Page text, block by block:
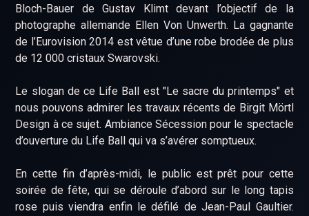
Bloch-Bauer de Gustav Klimt devant l’objectif de la
photographe allemande Ellen Von Unwerth. La gagnante
de l’Eurovision 2014 est vêtue d’une robe brodée de plus
de 12 000 cristaux Swarovski.
Le slogan de ce Life Ball est "Le sacre du printemps" et
nous pouvons admirer les travaux récents de Birgit Mörtl
Design à ce sujet. Ambiance Sécession pour le spectacle
d’ouverture du Life Ball qui va s’avérer somptueux.
En cette fin d’après-midi, le public est prêt pour cette
soirée de fête, qui se déroule d’abord sur le long tapis
rose puis viendra enfin le défilé de Jean-Paul Gaultier.